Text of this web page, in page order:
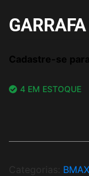
Cadastre-se
4 EM ESTOQUE
Categorias: BMAX